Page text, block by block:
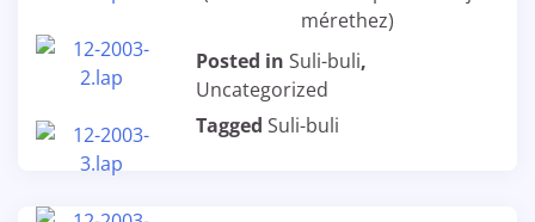
mérethez)
Posted in Suli-buli,
Uncategorized
Tagged Suli-buli